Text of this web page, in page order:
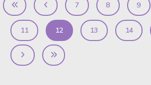
7 8 9
11 12 13 14